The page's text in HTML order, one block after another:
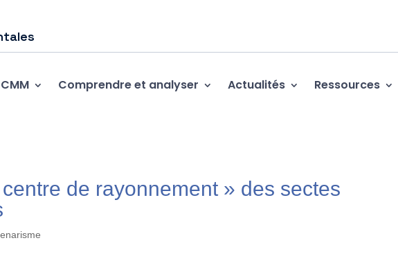
Comprendre et analyser Actualités Ressources
de rayonnement » des sectes